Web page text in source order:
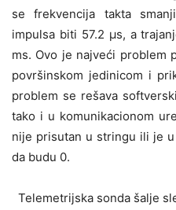
se frekvencija takta
impulsa biti 57.2 μs, a
ms. Ovo je najveći problem
površinskom jedinicom i
problem se rešava
tako i u komunikacionom
nije prisutan u stringu ili je
da budu 0.
Telemetrijska sonda šalje